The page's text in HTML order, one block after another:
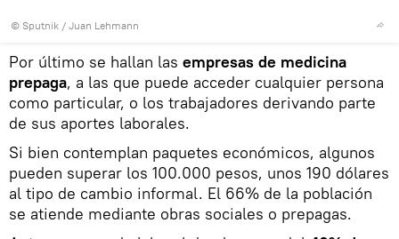
© Sputnik / Juan Lehmann
Por último se hallan las empresas de medicina
prepaga, a las que puede acceder cualquier persona
como particular, o los trabajadores derivando parte
de sus aportes laborales.
Si bien contemplan paquetes económicos, algunos
pueden superar los 100.000 pesos, unos 190 dólares
al tipo de cambio informal. El 66% de la población
se atiende mediante obras sociales o prepagas.